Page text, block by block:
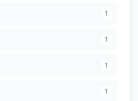
1
1
1
1